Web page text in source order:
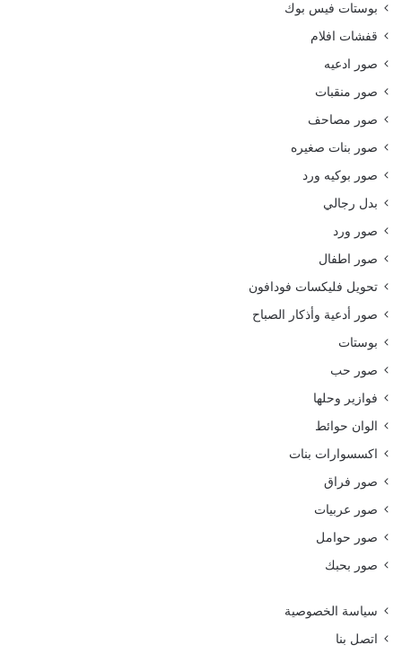
بوستات فيس بوك
قفشات افلام
صور ادعيه
صور منقبات
صور مصاحف
صور بنات صغيره
صور بوكيه ورد
بدل رجالي
صور ورد
صور اطفال
تحويل فليكسات فودافون
صور أدعية وأذكار الصباح
بوستات
صور حب
فوازير وحلها
الوان حوائط
اكسسوارات بنات
صور فراق
صور عربيات
صور حوامل
صور بحبك
سياسة الخصوصية
اتصل بنا